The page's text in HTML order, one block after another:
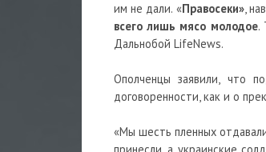
им не дали. «Правосеки»,
всего лишь мясо молодое.
Дальнобой LifeNews.
Ополченцы заявили, что
договоренности, как и о
«Мы шесть пленных